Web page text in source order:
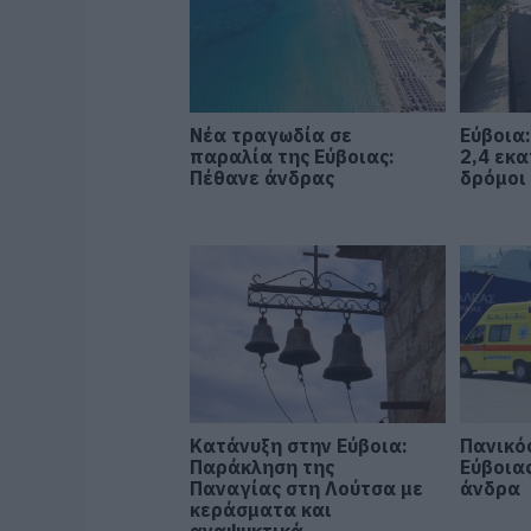
Νέα τραγωδία σε
παραλία της Εύβοιας:
Πέθανε άνδρας
2,4
Κατάνυξη στην Εύβοια:
Παράκληση της
Παναγίας στη Λούτσα με
κεράσματα και
άνδρα